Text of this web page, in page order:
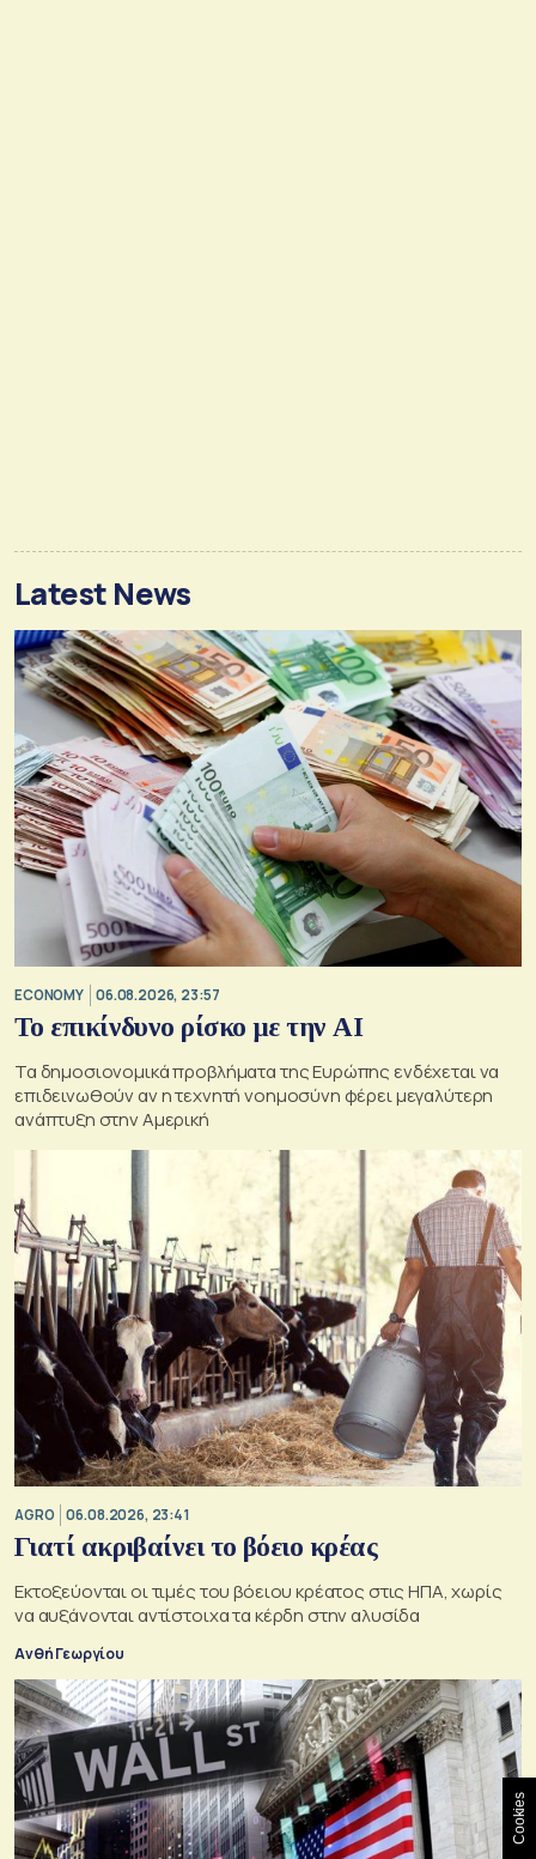
Latest News
ECONOMY 06.08.2026, 23:57
Το επικίνδυνο ρίσκο με την ΑΙ
Τα δημοσιονομικά προβλήματα της Ευρώπης ενδέχεται να
επιδεινωθούν αν η τεχνητή νοημοσύνη φέρει μεγαλύτερη
ανάπτυξη στην Αμερική
AGRO 06.08.2026, 23:41
Γιατί ακριβαίνει το βόειο κρέας
Εκτοξεύονται οι τιμές του βόειου κρέατος στις ΗΠΑ, χωρίς
να αυξάνονται αντίστοιχα τα κέρδη στην αλυσίδα
Ανθή Γεωργίου
Cookies